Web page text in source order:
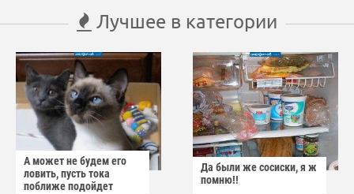
Лучшее в категории
А может не будем его
ловить, пусть тока
поближе подойдет
Да были же сосиски, я ж
помню!!